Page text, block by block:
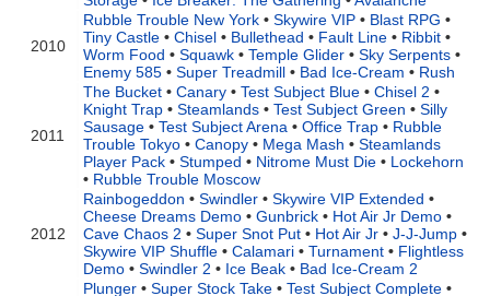
2010
Rubble Trouble New York • Skywire VIP • Blast RPG •
Tiny Castle • Chisel • Bullethead • Fault Line • Ribbit •
Worm Food • Squawk • Temple Glider • Sky Serpents •
Enemy 585 • Super Treadmill • Bad Ice-Cream • Rush
2011
The Bucket • Canary • Test Subject Blue • Chisel 2 •
Knight Trap • Steamlands • Test Subject Green • Silly
Sausage • Test Subject Arena • Office Trap • Rubble
Trouble Tokyo • Canopy • Mega Mash • Steamlands
Player Pack • Stumped • Nitrome Must Die • Lockehorn
• Rubble Trouble Moscow
2012
Rainbogeddon • Swindler • Skywire VIP Extended •
Cheese Dreams Demo • Gunbrick • Hot Air Jr Demo •
Cave Chaos 2 • Super Snot Put • Hot Air Jr • J-J-Jump •
Skywire VIP Shuffle • Calamari • Turnament • Flightless
Demo • Swindler 2 • Ice Beak • Bad Ice-Cream 2
Plunger • Super Stock Take • Test Subject Complete •